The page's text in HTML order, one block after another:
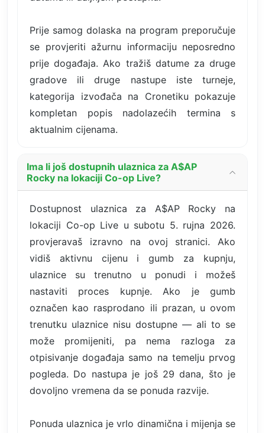
Prije samog dolaska na program preporučuje
se provjeriti ažurnu informaciju neposredno
prije događaja. Ako tražiš datume za druge
gradove ili druge nastupe iste turneje,
kategorija izvođača na Cronetiku pokazuje
kompletan popis nadolazećih termina s
aktualnim cijenama.
Ima li još dostupnih ulaznica za A$AP
Rocky na lokaciji Co-op Live?
Dostupnost ulaznica za A$AP Rocky na
lokaciji Co-op Live u subotu 5. rujna 2026.
provjeravaš izravno na ovoj stranici. Ako
vidiš aktivnu cijenu i gumb za kupnju,
ulaznice su trenutno u ponudi i možeš
nastaviti proces kupnje. Ako je gumb
označen kao rasprodano ili prazan, u ovom
trenutku ulaznice nisu dostupne — ali to se
može promijeniti, pa nema razloga za
otpisivanje događaja samo na temelju prvog
pogleda. Do nastupa je još 29 dana, što je
dovoljno vremena da se ponuda razvije.
Ponuda ulaznica je vrlo dinamična i mijenja se